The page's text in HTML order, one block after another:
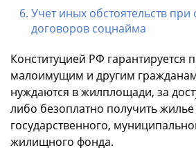
Учет иных обстоятельств
договоров соцнайма
Конституцией РФ гарантируется
малоимущим и другим
нуждаются в жилплощади, за
либо безоплатно получить жилье
государственного,
жилищного фонда.